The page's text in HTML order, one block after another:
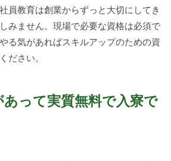
員教育は創業からずっと大切にしてき
みません。現場で必要な資格は必須で
る気があればスキルアップのための資
ださい。
あって実質無料で入寮で